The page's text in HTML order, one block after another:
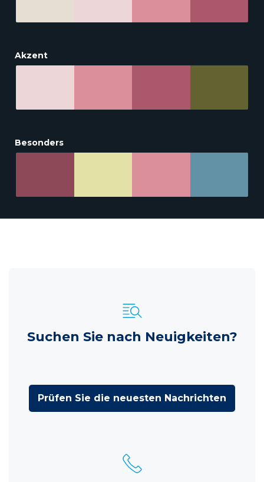
Akzent
Besonders
Suchen Sie nach Neuigkeiten?
Prüfen Sie die neuesten Nachrichten